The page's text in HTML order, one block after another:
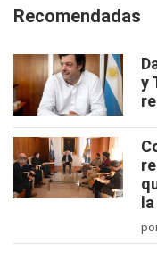
Recomendadas
y